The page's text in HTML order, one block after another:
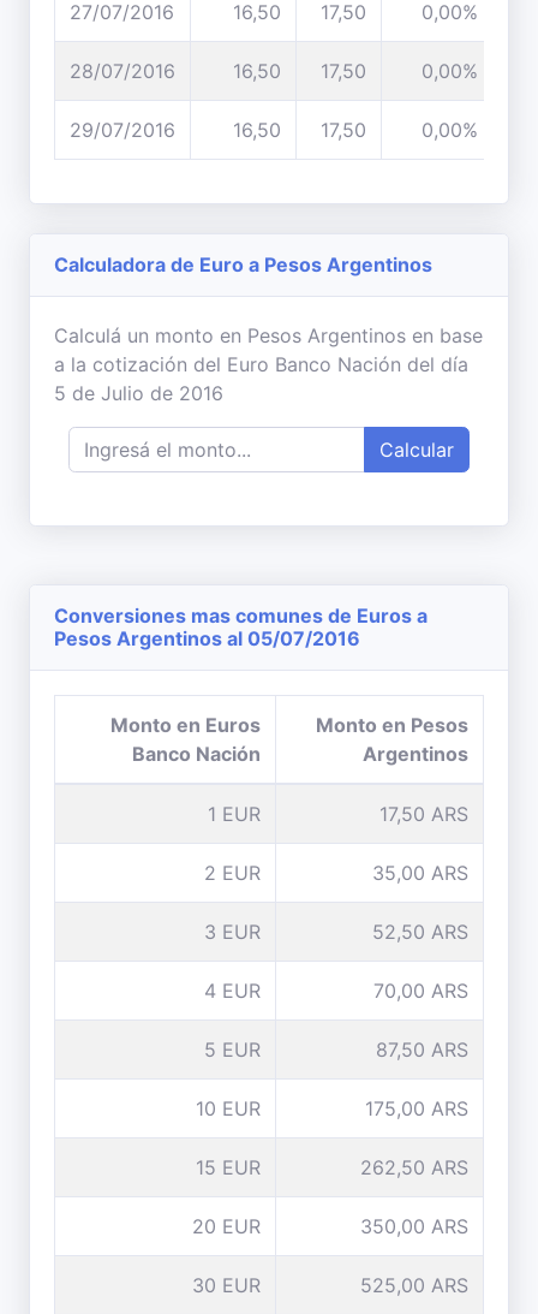
27/07/2016 16,50 17,50 0,00%
28/07/2016 16,50 17,50 0,00%
29/07/2016 16,50 17,50 0,00%
Calculadora de Euro a Pesos Argentinos
Calculá un monto en Pesos Argentinos en base
a la cotización del Euro Banco Nación del día
5 de Julio de 2016
Calcular
Conversiones mas comunes de Euros a
Pesos Argentinos al 05/07/2016
Monto en Euros
Banco Nación
Monto en Pesos
Argentinos
1 EUR 17,50 ARS
2 EUR 35,00 ARS
3 EUR 52,50 ARS
4 EUR 70,00 ARS
5 EUR 87,50 ARS
10 EUR 175,00 ARS
15 EUR 262,50 ARS
20 EUR 350,00 ARS
30 EUR 525,00 ARS